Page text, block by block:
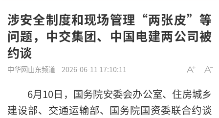
涉安全制度和现场管理“两张皮”等
问题，中交集团、中国电建两公司被
约谈
中华网山东频道 2026-06-11 17:10:11
6月10日，国务院安委会办公室、住房城乡
建设部、交通运输部、国务院国资委联合约谈